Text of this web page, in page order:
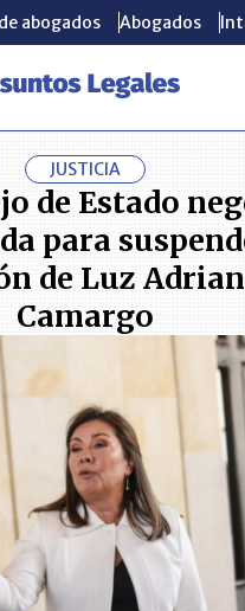
abogados Abogados
Consejo de Estado negó
abogados Abogados
JUSTICIA
de Estado
para
de Luz
Camargo